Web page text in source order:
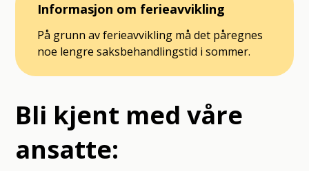
Informasjon om ferieavvikling
På grunn av ferieavvikling må det påregnes
noe lengre saksbehandlingstid i sommer.
Bli kjent med våre
ansatte: